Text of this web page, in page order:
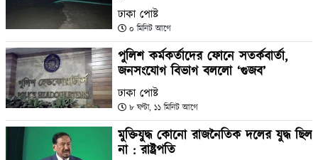
ঢাকা পোষ্ট
০ মিনিট আগে
পুলিশ কর্মকর্তাদের ফোনে সতর্কবার্তা,
জনসংযোগ বিভাগ বললো ‘গুজব’
ঢাকা পোষ্ট
৮ ঘণ্টা, ১১ মিনিট আগে
মুক্তিযুদ্ধ কোনো রাজনৈতিক দলের যুদ্ধ ছিল
না : রাষ্ট্রপতি